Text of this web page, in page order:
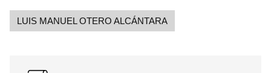
LUIS MANUEL OTERO ALCÁNTARA